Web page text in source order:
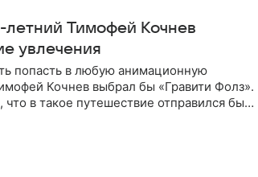
летний Тимофей Кочнев
увлечения
попасть в любую анимационную
Кочнев выбрал бы «Гравити Фолз».
в такое путешествие отправился бы